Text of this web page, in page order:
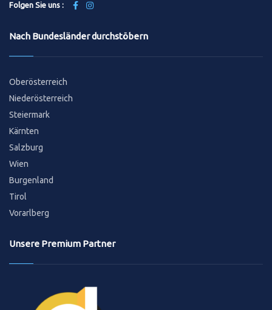
Folgen Sie uns :
Nach Bundesländer durchstöbern
Oberösterreich
Niederösterreich
Steiermark
Kärnten
Salzburg
Wien
Burgenland
Tirol
Vorarlberg
Unsere Premium Partner